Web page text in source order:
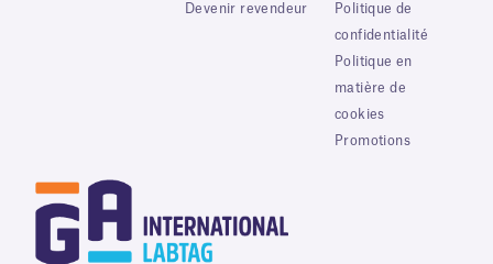
Devenir revendeur
Politique de
confidentialité
Politique en
matière de
cookies
Promotions